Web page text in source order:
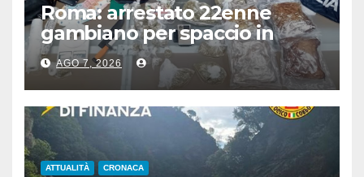
Roma: arrestato 22enne
gambiano per spaccio in
stazione, aveva 7 Kg di droga
AGO 7, 2026
ATTUALITÀ CRONACA